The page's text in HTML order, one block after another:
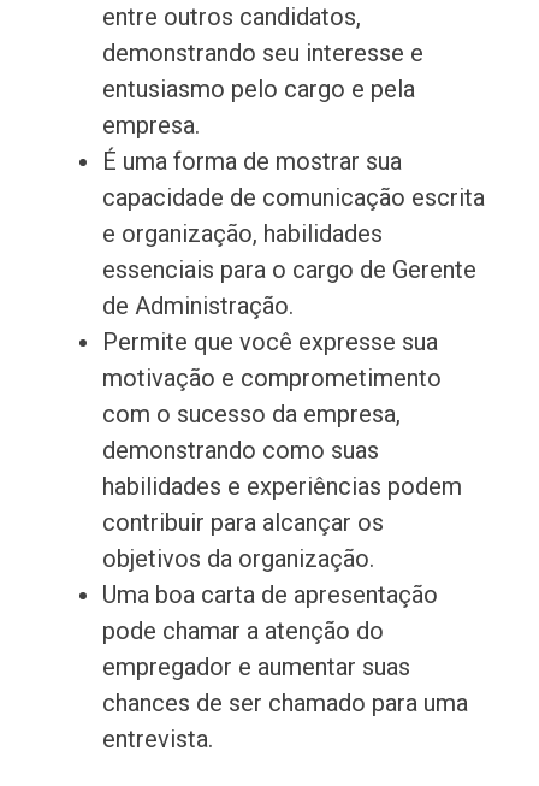
entre outros candidatos,
demonstrando seu interesse e
entusiasmo pelo cargo e pela
empresa.
É uma forma de mostrar sua
capacidade de comunicação escrita
e organização, habilidades
essenciais para o cargo de Gerente
de Administração.
Permite que você expresse sua
motivação e comprometimento
com o sucesso da empresa,
demonstrando como suas
habilidades e experiências podem
contribuir para alcançar os
objetivos da organização.
Uma boa carta de apresentação
pode chamar a atenção do
empregador e aumentar suas
chances de ser chamado para uma
entrevista.